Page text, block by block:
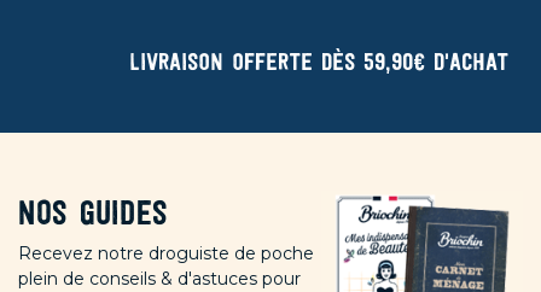
Livraison offerte dès 59,90€ d'achat
Nos guides
Recevez notre droguiste de poche
plein de conseils & d'astuces pour